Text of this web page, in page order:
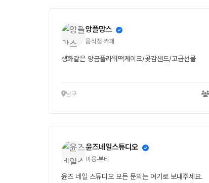
앙플망스
음식점·카페
생화같은 앙금플라워떡케이크/곶감샌드/고급선물
남구
윤즈네일스튜디오
미용·뷰티
윤즈 네일 스튜디오 모든 문의는 여기로 보내주세요.